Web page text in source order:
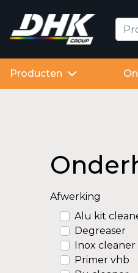
Producten
Afwerking
Alu kit
Degreaser
Inox cleaner
Primer vhb